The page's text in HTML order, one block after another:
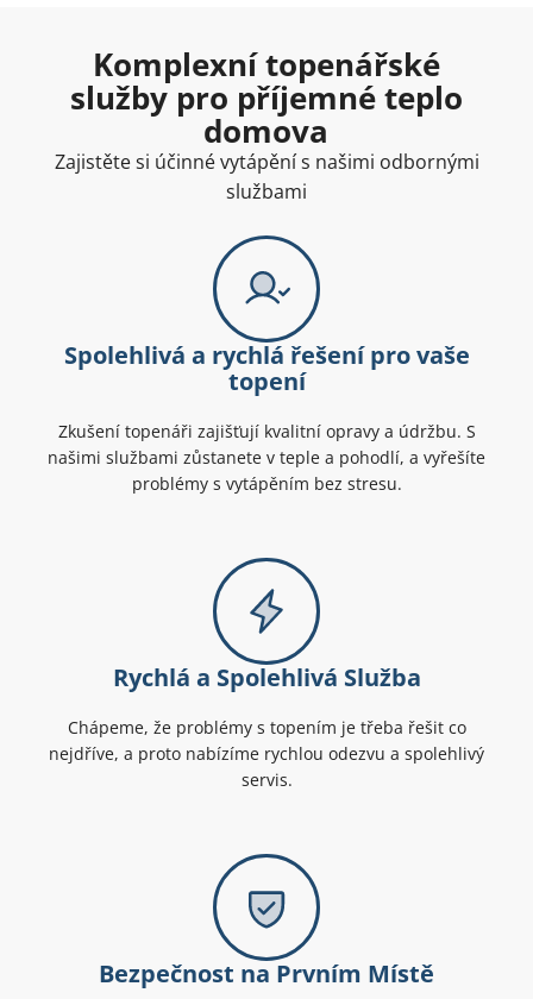
Komplexní topenářské
služby pro příjemné teplo
domova
Zajistěte si účinné vytápění s našimi odbornými
službami
Spolehlivá a rychlá řešení pro vaše
topení
Zkušení topenáři zajišťují kvalitní opravy a údržbu. S
našimi službami zůstanete v teple a pohodlí, a vyřešíte
problémy s vytápěním bez stresu.
Rychlá a Spolehlivá Služba
Chápeme, že problémy s topením je třeba řešit co
nejdříve, a proto nabízíme rychlou odezvu a spolehlivý
servis.
Bezpečnost na Prvním Místě